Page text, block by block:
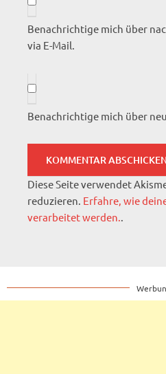
Benachrichtige mich über
via E-Mail.
Benachrichtige mich über
Diese Seite verwendet
reduzieren. Erfahre, wie
verarbeitet werden..